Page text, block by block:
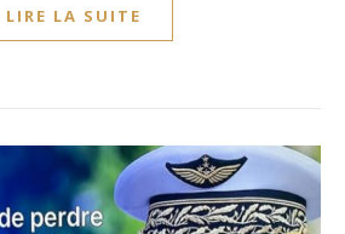
LIRE LA SUITE